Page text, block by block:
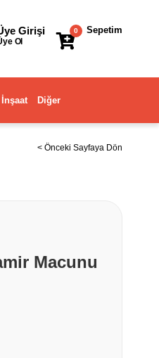
Sepetim
0
Girişi
Ol
Diğer
< Önceki Sayfaya Dön
Macunu